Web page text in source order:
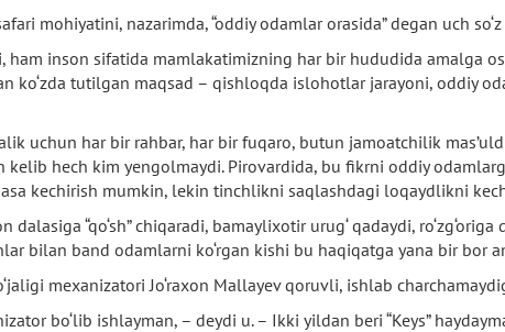
mohiyatini, nazarimda, “oddiy odamlar orasida” degan uch
ham inson sifatida mamlakatimizning har bir hududida amalga
ko‘zda tutilgan maqsad – qishloqda islohotlar jarayoni, oddiy
uchun har bir rahbar, har bir fuqaro, butun jamoatchilik
kelib hech kim yengolmaydi. Pirovardida, bu fikrni oddiy
kechirish mumkin, lekin tinchlikni saqlashdagi loqaydlikni
dalasiga “qo‘sh” chiqaradi, bamaylixotir urug‘ qadaydi,
bilan band odamlarni ko‘rgan kishi bu haqiqatga yana bir bor
mexanizatori Jo‘raxon Mallayev qoruvli, ishlab
bo‘lib ishlayman, – deydi u. – Ikki yildan beri “Keys”